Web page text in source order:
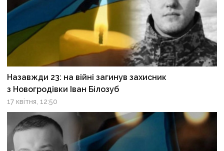
Назавжди 23: на війні загинув захисник
з Новогродівки Іван Білозуб
17 квітня, 12:50